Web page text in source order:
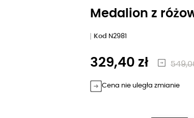
Medalion z
Kod N2981
329,40 zł
Cena nie uległa zmianie